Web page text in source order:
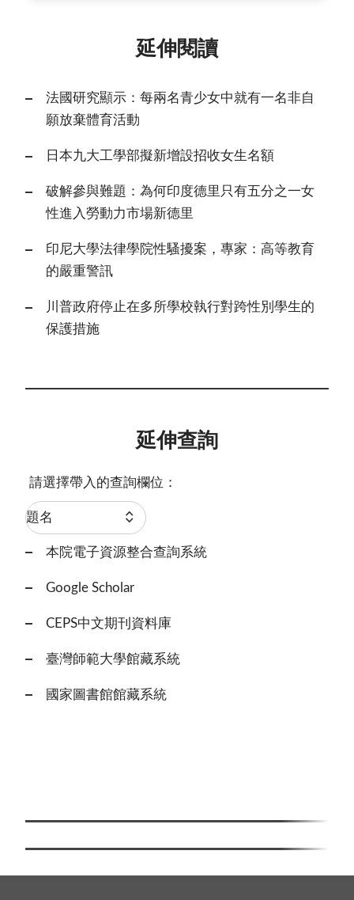
延伸閱讀
法國研究顯示：每兩名青少女中就有一名非自
願放棄體育活動
日本九大工學部擬新增設招收女生名額
破解參與難題：為何印度德里只有五分之一女
性進入勞動力市場新德里
印尼大學法律學院性騷擾案，專家：高等教育
的嚴重警訊
川普政府停止在多所學校執行對跨性別學生的
保護措施
延伸查詢
請選擇帶入的查詢欄位：
本院電子資源整合查詢系統
Google Scholar
CEPS中文期刊資料庫
臺灣師範大學館藏系統
國家圖書館館藏系統